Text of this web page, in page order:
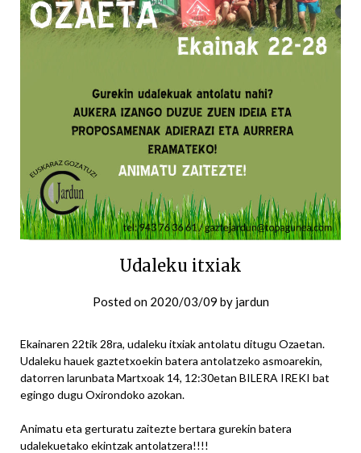
Udaleku itxiak
Posted on 2020/03/09 by jardun
Ekainaren 22tik 28ra, udaleku itxiak antolatu ditugu Ozaetan.
Udaleku hauek gaztetxoekin batera antolatzeko asmoarekin,
datorren larunbata Martxoak 14, 12:30etan BILERA IREKI bat
egingo dugu Oxirondoko azokan.
Animatu eta gerturatu zaitezte bertara gurekin batera
udalekuetako ekintzak antolatzera!!!!